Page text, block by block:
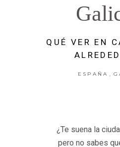
QUÉ VER EN
ESPAÑA
¿Te suena la
pero no sabes